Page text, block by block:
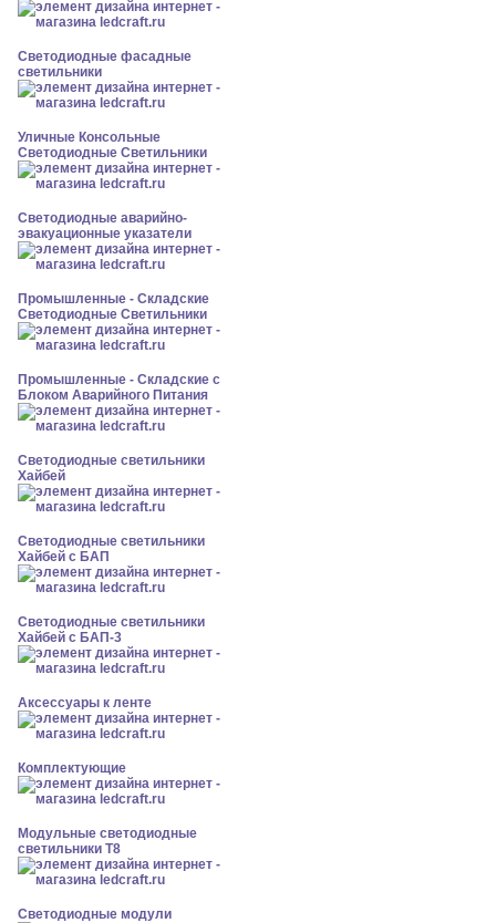
Светодиодные фасадные
светильники
Уличные Консольные
Светодиодные Светильники
Светодиодные аварийно-
эвакуационные указатели
Промышленные - Складские
Светодиодные Светильники
Промышленные - Складские с
Блоком Аварийного Питания
Светодиодные светильники
Хайбей
Светодиодные светильники
Хайбей с БАП
Светодиодные светильники
Хайбей с БАП-3
Аксессуары к ленте
Комплектующие
Модульные светодиодные
светильники Т8
Светодиодные модули